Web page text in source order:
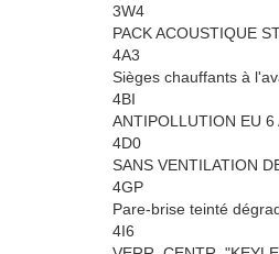
3W4
PACK ACOUSTIQUE
4A3
Sièges chauffants à
4BI
ANTIPOLLUTION EU 6
4D0
SANS VENTILATION
4GP
Pare-brise teinté
4I6